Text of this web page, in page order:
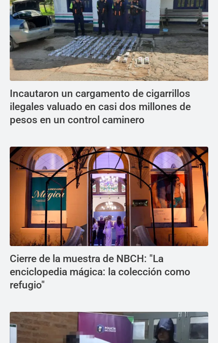
Incautaron un cargamento de cigarrillos
ilegales valuado en casi dos millones de
pesos en un control caminero
Cierre de la muestra de NBCH: "La
enciclopedia mágica: la colección como
refugio"